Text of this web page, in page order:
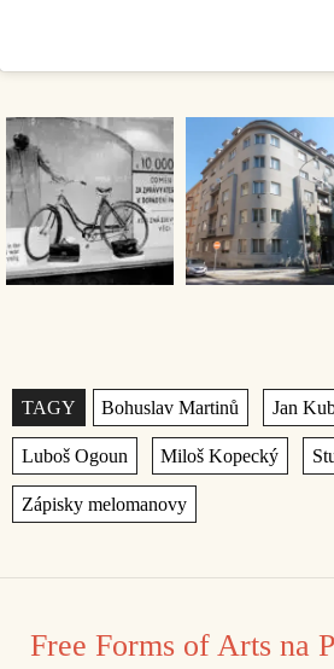
Štítky
Free Forms of Arts na